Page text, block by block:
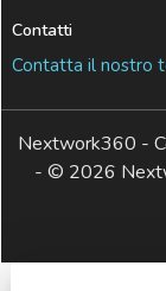
Contatti
Contatta il nostro
Nextwork360 -
- © 2026